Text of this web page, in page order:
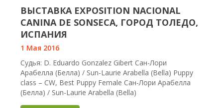
ВЫСТАВКА EXPOSITION NACIONAL
CANINA DE SONSECA, ГОРОД ТОЛЕДО,
ИСПАНИЯ
1 Мая 2016
Судья: D. Eduardo Gonzalez Gibert Сан-Лори
Арабелла (Белла) / Sun-Laurie Arabella (Bella) Puppy
class – CW, Best Puppy Female Сан-Лори Арабелла
(Белла) / Sun-Laurie Arabella (Bella)